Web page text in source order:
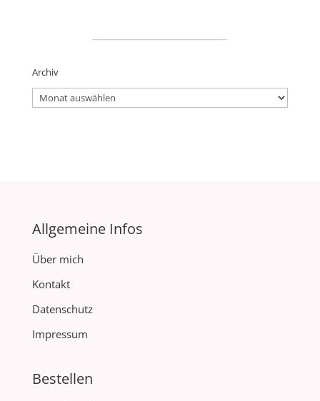
Archiv
Archiv
Allgemeine Infos
Über mich
Kontakt
Datenschutz
Impressum
Bestellen